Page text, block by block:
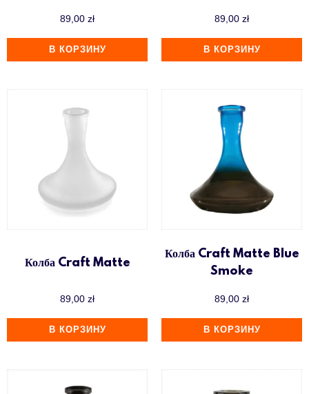
89,00 zł
В КОРЗИНУ
89,00 zł
В КОРЗИНУ
Колба Craft Matte
89,00 zł
В КОРЗИНУ
Колба Craft Matte Blue
Smoke
89,00 zł
В КОРЗИНУ